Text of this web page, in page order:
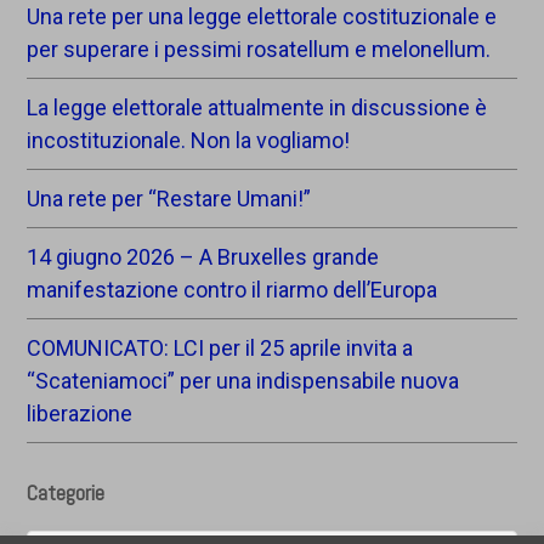
Una rete per una legge elettorale costituzionale e
per superare i pessimi rosatellum e melonellum.
La legge elettorale attualmente in discussione è
incostituzionale. Non la vogliamo!
Una rete per “Restare Umani!”
14 giugno 2026 – A Bruxelles grande
manifestazione contro il riarmo dell’Europa
COMUNICATO: LCI per il 25 aprile invita a
“Scateniamoci” per una indispensabile nuova
liberazione
Categorie